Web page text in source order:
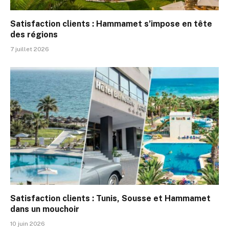
Satisfaction clients : Hammamet s’impose en tête
des régions
7 juillet 2026
Satisfaction clients : Tunis, Sousse et Hammamet
dans un mouchoir
10 juin 2026